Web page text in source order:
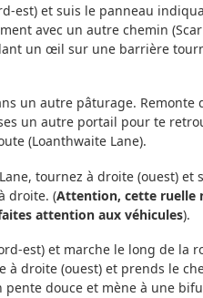
est) et suis le panneau
avec un autre chemin
un œil sur une barrière
un autre pâturage. Remonte
un autre portail pour te
(Loanthwaite Lane).
tournez à droite (ouest)
droite. (Attention, cette ruelle
attention aux véhicules).
est) et marche le long de la
droite (ouest) et prends le
pente douce et mène à une